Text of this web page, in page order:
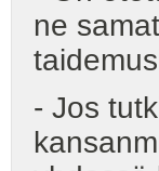
ne
- Jos